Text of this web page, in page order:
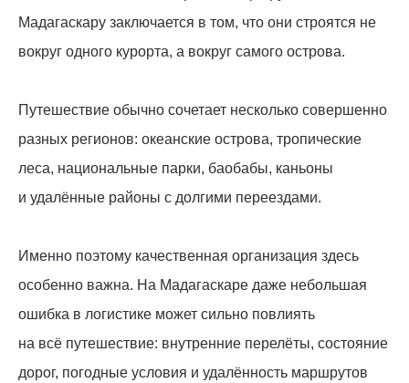
Мадагаскару заключается в том, что они строятся не
вокруг одного курорта, а вокруг самого острова.
Путешествие обычно сочетает несколько совершенно
разных регионов: океанские острова, тропические
леса, национальные парки, баобабы, каньоны
и удалённые районы с долгими переездами.
Именно поэтому качественная организация здесь
особенно важна. На Мадагаскаре даже небольшая
ошибка в логистике может сильно повлиять
на всё путешествие: внутренние перелёты, состояние
дорог, погодные условия и удалённость маршрутов